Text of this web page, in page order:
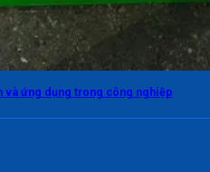
và ứng dụng trong công nghiệp